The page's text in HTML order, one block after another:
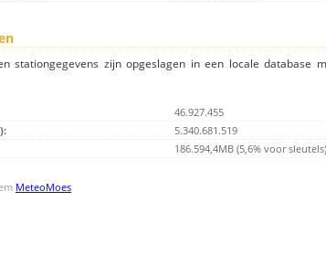
stationgegevens zijn opgeslagen in een locale database
46.927.455
5.340.681.519
186.594,4MB (5,6% voor sleutels)
MeteoMoes